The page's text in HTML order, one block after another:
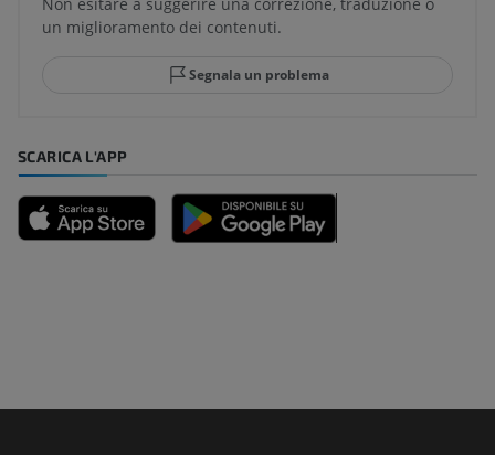
un miglioramento dei contenuti.
Segnala un problema
SCARICA L'APP